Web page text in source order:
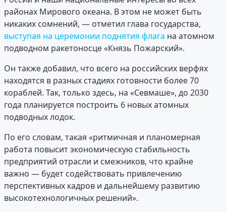
районах Мирового океана. В этом не может быть
никаких сомнений, — отметил глава государства,
выступая на церемонии поднятия флага на атомном
подводном ракетоносце «Князь Пожарский».
Он также добавил, что всего на российских верфях
находятся в разных стадиях готовности более 70
кораблей. Так, только здесь, на «Севмаше», до 2030
года планируется построить 6 новых атомных
подводных лодок.
По его словам, такая «ритмичная и планомерная
работа повысит экономическую стабильность
предприятий отрасли и смежников, что крайне
важно — будет содействовать привлечению
перспективных кадров и дальнейшему развитию
высокотехнологичных решений».